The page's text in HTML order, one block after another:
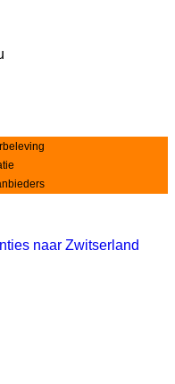
naar Zwitserland